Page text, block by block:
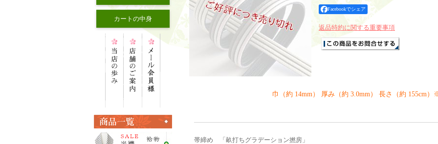
カートの中身
Facebookでシェア
返品特約に関する重要事項
巾（約 14mm） 厚み（約 3.0mm） 長さ（約 155cm
帯締め 「畝打ちグラデーション撚房」